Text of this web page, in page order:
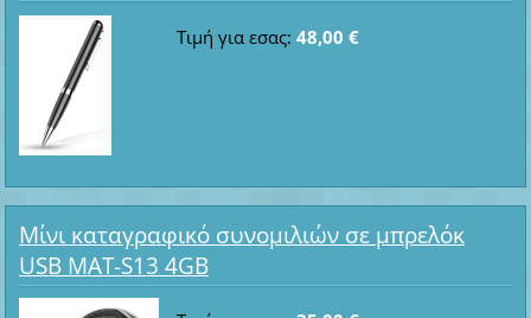
Τιμή για εσας: 48,00 €
Μίνι καταγραφικό συνομιλιών σε μπρελόκ
USB MAT-S13 4GB